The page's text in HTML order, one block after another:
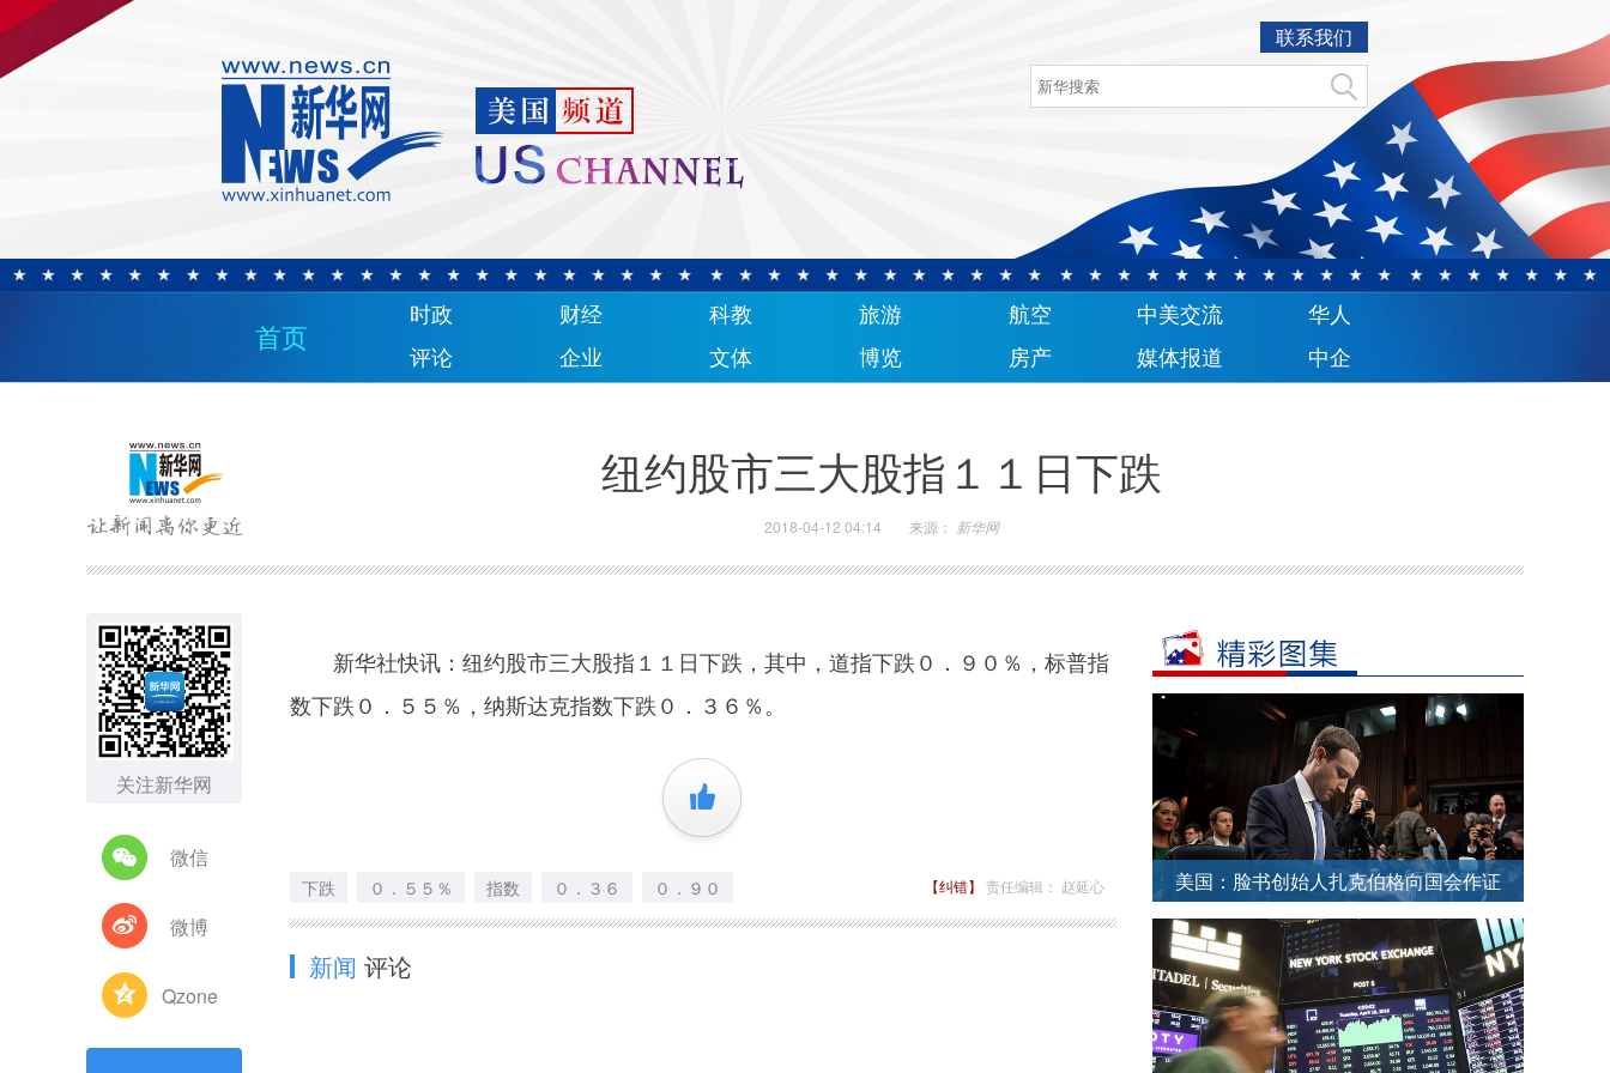
联系我们
首页
时政 财经 科教 旅游 航空 中美交流
华人
评论
企业 文体 博览 房产 媒体报道 中企
纽约股市三大股指１１日下跌
2018-04-12 04:14 来源： 新华网
关注新华网
微信
微博
Qzone
新华社快讯：纽约股市三大股指１１日下跌，其中，道指下跌０．９０％，标普指
数下跌０．５５％，纳斯达克指数下跌０．３６％。
+1
下跌 ０．５５％ 指数 ０．３６ ０．９０ 【纠错】 责任编辑： 赵延心
新闻 评论
美国：脸书创始人扎克伯格向国会作证
被记者层层包围